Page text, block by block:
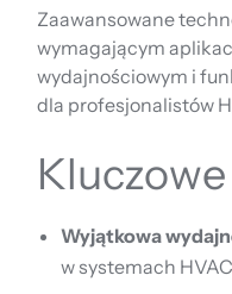
Zaawansowane
wymagającym
wydajnościowym i
dla profesjonalistów
Wyjątkowa
w systemach